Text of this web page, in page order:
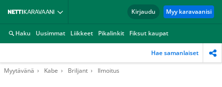
Kirjaudu Myy karavaanisi
Haku Uusimmat Liikkeet Pikalinkit Fiksut kaupat
Hae samanlaiset
Myytävänä Kabe Briljant Ilmoitus